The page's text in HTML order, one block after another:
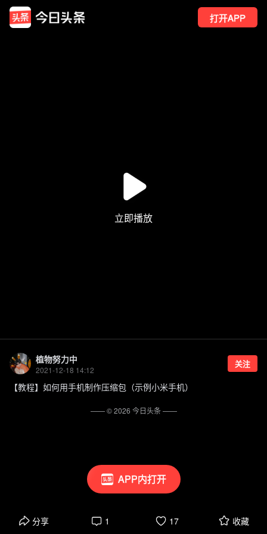
打开APP
APP内打开
植物努力中
2021-12-18 14:12
关注
【教程】如何用手机制作压缩包（示例小米手机）
分享 1 17 收藏
—— ©2026 今日头条——